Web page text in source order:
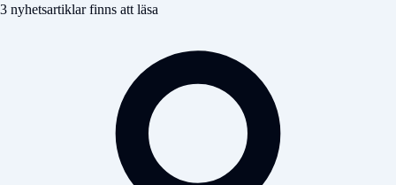
3 nyhetsartiklar finns att läsa